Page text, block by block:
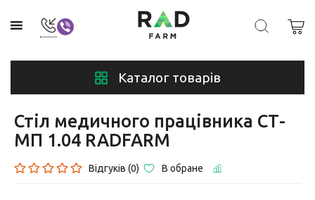
Каталог товарів
Стіл медичного працівника СТ-
МП 1.04 RADFARM
Відгуків (0) В обране